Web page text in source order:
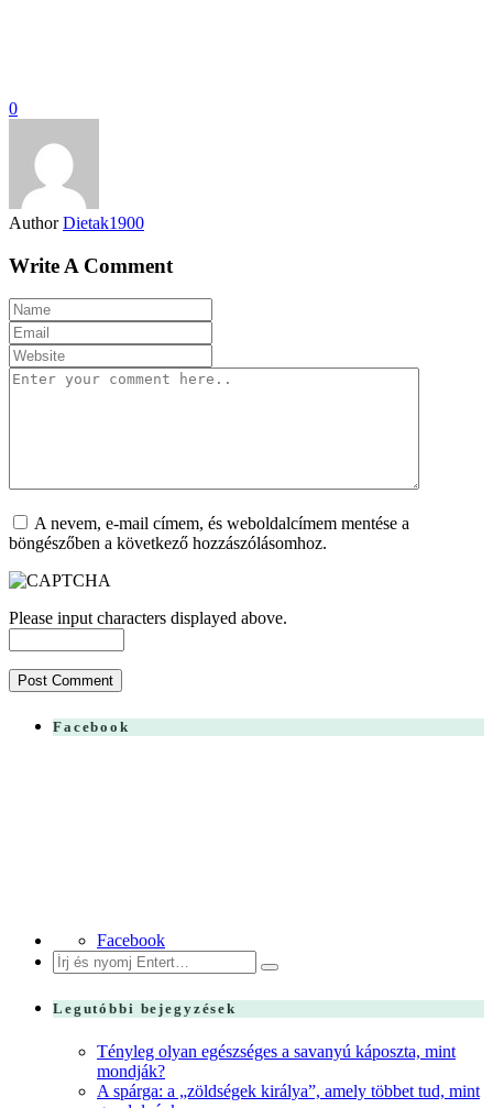
0
Author Dietak1900
Write A Comment
A nevem, e-mail címem, és weboldalcímem mentése a
böngészőben a következő hozzászólásomhoz.
Please input characters displayed above.
Facebook
Facebook
Search
for:
Legutóbbi bejegyzések
Tényleg olyan egészséges a savanyú káposzta, mint
mondják?
A spárga: a „zöldségek királya”, amely többet tud, mint